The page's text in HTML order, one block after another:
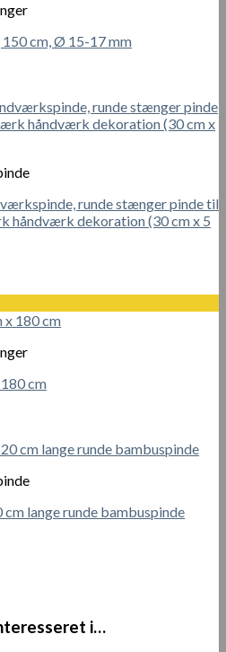
cm, Ø 15-17 mm
runde stænger pinde til
håndværk dekoration (30 cm x 5
cm
lange runde bambuspinde
i…